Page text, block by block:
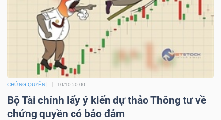
CHỨNG QUYỀN 10/10 20:00
Bộ Tài chính lấy ý kiến dự thảo Thông tư về
chứng quyền có bảo đảm
NGHIỆP